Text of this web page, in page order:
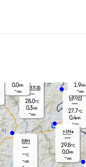
남이섬
27.7℃
0.4m/s
-mm
1.9m/s
-mm
가평조종
28.0℃
0.3m/s
-mm
신천*
29.8℃
0.0m/s
-mm
창현
-℃
-m/s
0.0m/s
-mm